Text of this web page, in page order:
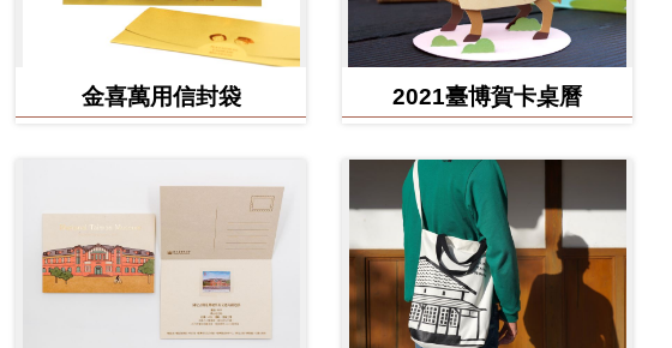
金喜萬用信封袋 2021臺博賀卡桌曆